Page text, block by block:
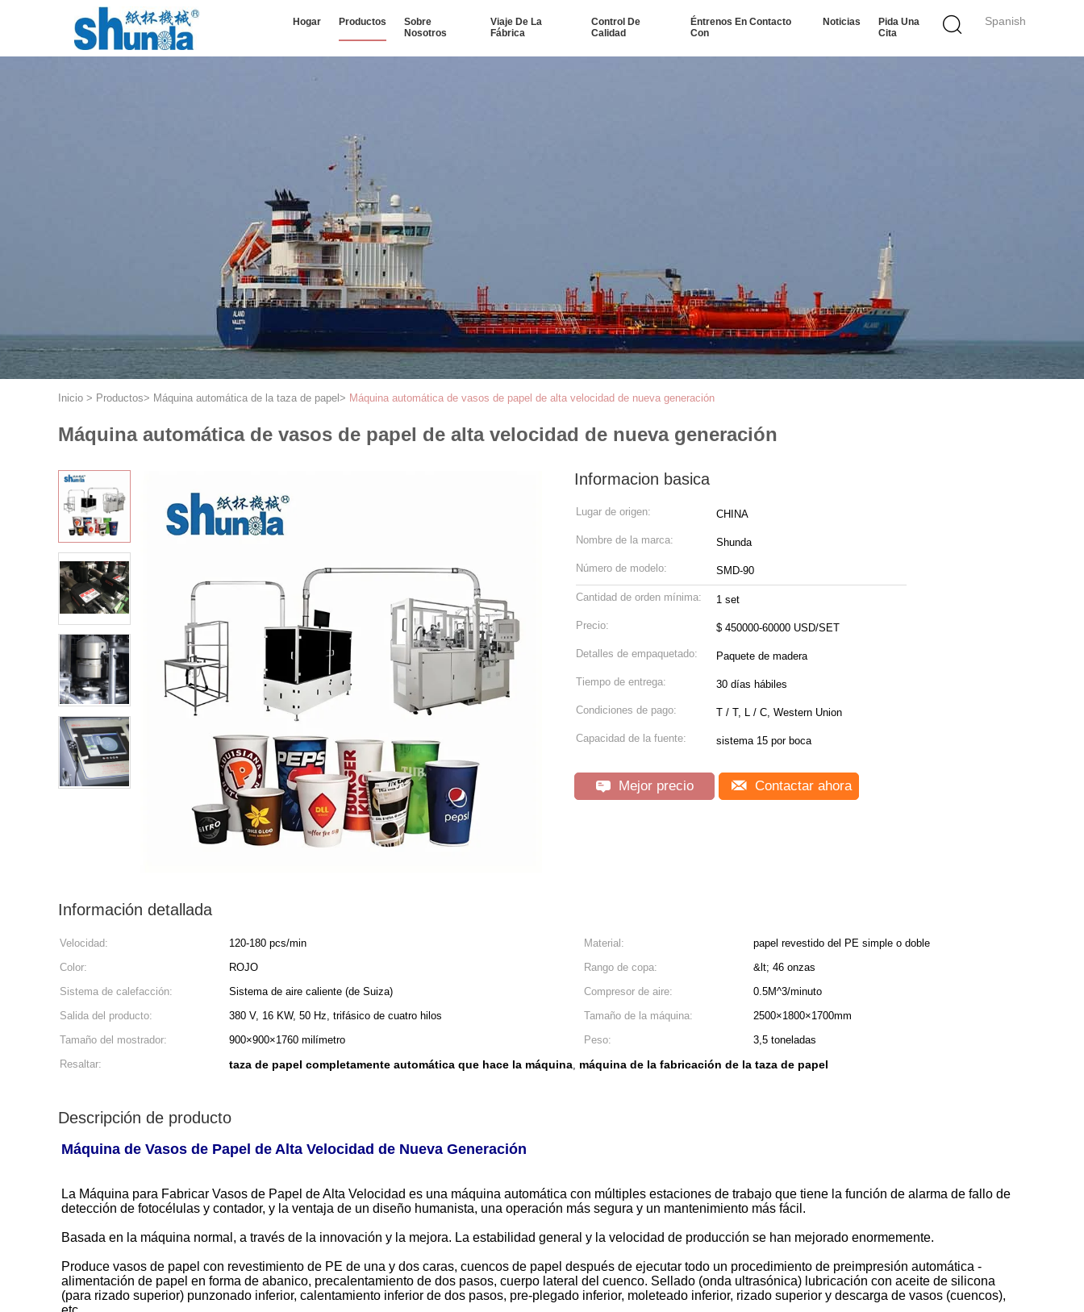
Spanish
Hogar Productos
Sobre
Nosotros
Viaje De La
Fábrica
Control De
Calidad
Éntrenos En Contacto
Con
Noticias
Pida Una
Cita
Inicio > Productos> Máquina automática de la taza de papel > Máquina automática de vasos de papel de alta velocidad de nueva generación
Máquina automática de vasos de papel de alta velocidad de nueva generación
Informacion basica
Lugar de origen: CHINA
Nombre de la marca: Shunda
Número de modelo: SMD-90
Cantidad de orden mínima: 1 set
Precio: $ 450000-60000 USD/SET
Detalles de empaquetado: Paquete de madera
Tiempo de entrega: 30 días hábiles
Condiciones de pago: T / T, L / C, Western Union
Capacidad de la fuente: sistema 15 por boca
Mejor precio Contactar ahora
Información detallada
Velocidad: 120-180 pcs/min Material:
papel revestido del PE simple o doble
Color:
ROJO Rango de copa:
&lt; 46 onzas
Sistema de calefacción:
Sistema de aire caliente (de Suiza) Compresor de aire:
0.5M^3/minuto
Salida del producto:
380 V, 16 KW, 50 Hz, trifásico de cuatro hilos Tamaño de la máquina:
2500×1800×1700mm
Tamaño del mostrador:
900×900×1760 milímetro Peso:
3,5 toneladas
Resaltar:
taza de papel completamente automática que hace la máquina, máquina de la fabricación de la taza de papel
Descripción de producto
Máquina de Vasos de Papel de Alta Velocidad de Nueva Generación
La Máquina para Fabricar Vasos de Papel de Alta Velocidad es una máquina automática con múltiples estaciones de trabajo que tiene la función de alarma de fallo de
detección de fotocélulas y contador, y la ventaja de un diseño humanista, una operación más segura y un mantenimiento más fácil.
Basada en la máquina normal, a través de la innovación y la mejora. La estabilidad general y la velocidad de producción se han mejorado enormemente.
Produce vasos de papel con revestimiento de PE de una y dos caras, cuencos de papel después de ejecutar todo un procedimiento de preimpresión automática -
alimentación de papel en forma de abanico, precalentamiento de dos pasos, cuerpo lateral del cuenco. Sellado (onda ultrasónica) lubricación con aceite de silicona
(para rizado superior) punzonado inferior, calentamiento inferior de dos pasos, pre-plegado inferior, moleteado inferior, rizado superior y descarga de vasos (cuencos),